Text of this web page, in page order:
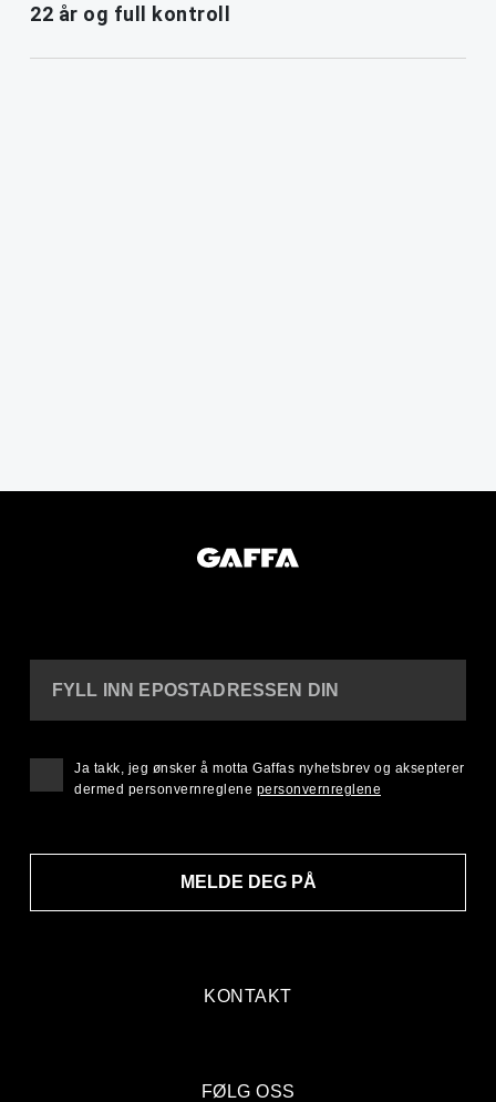
22 år og full kontroll
KONTAKT
FYLL INN EPOSTADRESSEN DIN
MELDE DEG PÅ
Ja takk, jeg ønsker å motta Gaffas nyhetsbrev og aksepterer
dermed personvernreglene personvernreglene
FØLG OSS